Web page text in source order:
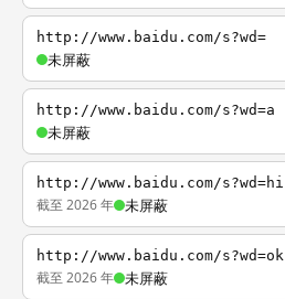
http://www.baidu.com/s?wd=
未屏蔽
http://www.baidu.com/s?wd=a
未屏蔽
http://www.baidu.com/s?wd=hi
截至 2026 年 未屏蔽
http://www.baidu.com/s?wd=ok
截至 2026 年 未屏蔽